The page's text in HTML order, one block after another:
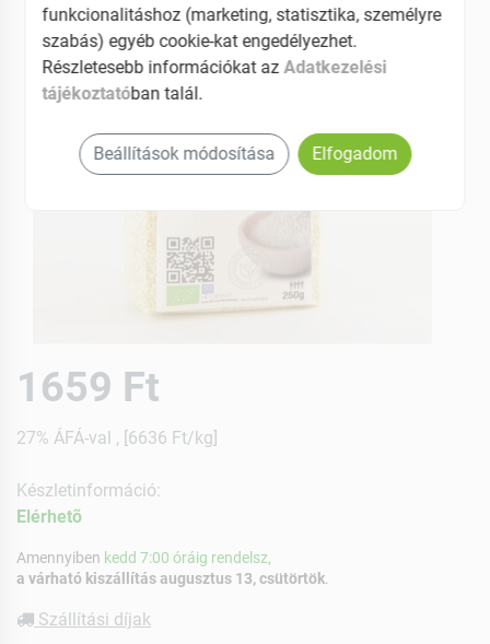
1659 Ft
27% ÁFÁ-val , [6636 Ft/kg]
Készletinformáció:
Elérhetõ
Amennyiben kedd 7:00 óráig rendelsz,
a várható kiszállítás augusztus 13, csütörtök
Szállítási díjak
funkcionalitáshoz (marketing, statisztika, személyre
szabás) egyéb cookie-kat engedélyezhet.
Részletesebb információkat az Adatkezelési
tájékoztatóban talál.
Beállítások módosítása Elfogadom